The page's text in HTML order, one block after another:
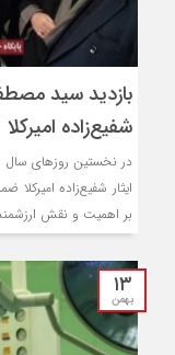
بازدید سید
شفیع‌زاده امیرکلا
ایثار شفیع‌زاده
بر اهمیت و نقش
۱۳
بهمن